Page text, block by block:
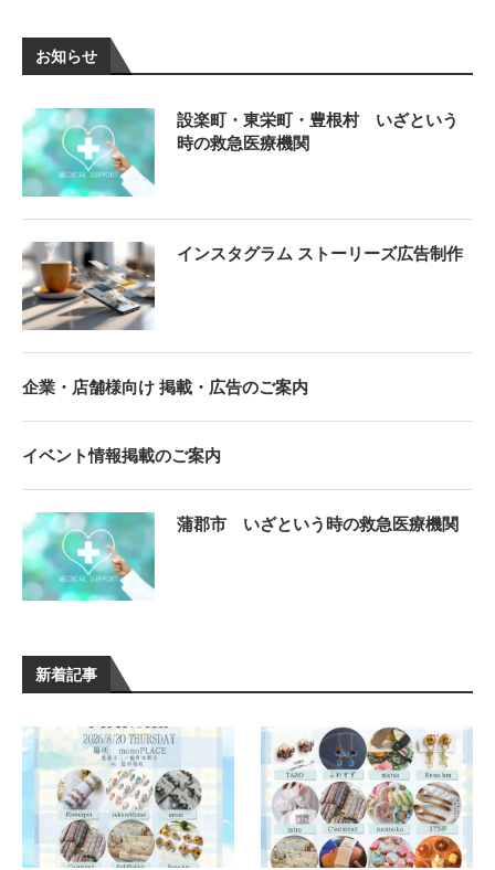
新着記事
お知らせ
設楽町・東栄町・豊根村 いざという
時の救急医療機関
インスタグラム ストーリーズ広告制作
企業・店舗様向け 掲載・広告のご案内
イベント情報掲載のご案内
蒲郡市 いざという時の救急医療機関